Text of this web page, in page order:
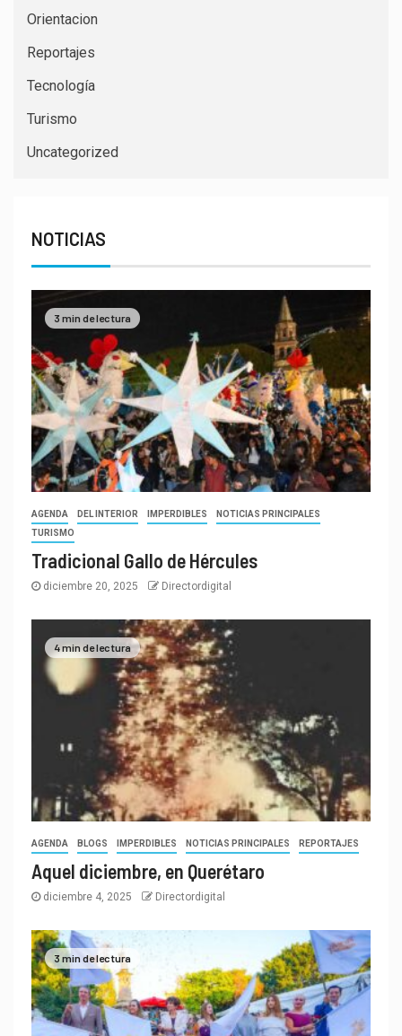
Orientacion
Reportajes
Tecnología
Turismo
Uncategorized
NOTICIAS
3 min de lectura
AGENDA DEL INTERIOR IMPERDIBLES
NOTICIAS PRINCIPALES
TURISMO
Tradicional Gallo de Hércules
diciembre 20, 2025 Directordigital
4 min de lectura
AGENDA BLOGS IMPERDIBLES NOTICIAS PRINCIPALES REPORTAJES
Aquel diciembre, en Querétaro
diciembre 4, 2025 Directordigital
3 min de lectura